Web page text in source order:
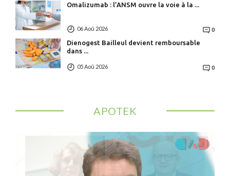
Omalizumab : l’ANSM ouvre la voie à la ...
06 Aoû 2026 0
Dienogest Bailleul devient remboursable
dans ...
05 Aoû 2026 0
APOTEK